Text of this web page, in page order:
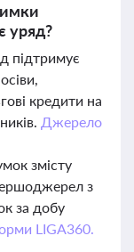
уряд?
підтримує
кредити на
Джерело
змісту
з
за добу
LIGA360.